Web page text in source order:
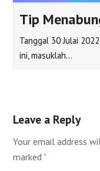
Tip
Tanggal 30 Julai
ini, masuklah…
Leave a Reply
Your email address
marked*